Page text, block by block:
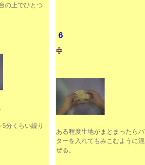
の上でひとつ
分くらい繰り
6
ある程度生地がまとまったらバ
ターを入れてもみこむように混
ぜる。